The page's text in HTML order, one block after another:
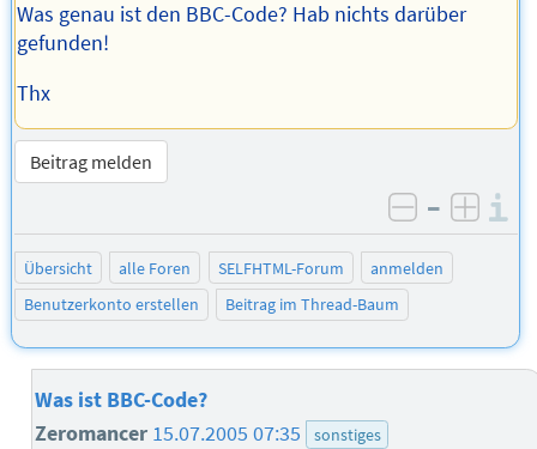
Was genau ist den BBC-Code? Hab nichts darüber
gefunden!
Thx
Beitrag melden
negativ
–
Übersicht alle Foren SELFHTML-Forum
anmelden
Benutzerkonto erstellen
Beitrag im Thread-Baum
Was ist BBC-Code?
Zeromancer 15.07.2005 07:35 sonstiges